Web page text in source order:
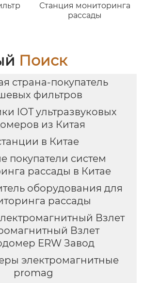
Станция мониторинга
рассады
Поиск
страна-покупатель
фильтров
IOT ультразвуковых
из Китая
в Китае
покупатели систем
рассады в Китае
оборудования для
рассады
Взлет
Взлет
ERW Завод
электромагнитные
promag